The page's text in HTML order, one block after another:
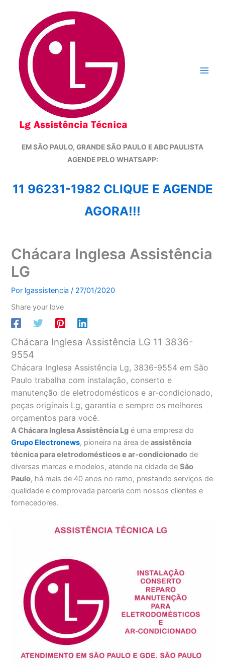
conteúdo
EM SÃO PAULO, GRANDE SÃO PAULO E ABC PAULISTA
AGENDE PELO WHATSAPP:
11 96231-1982 CLIQUE E AGENDE
AGORA!!!
Chácara Inglesa Assistência
LG
Por lgassistencia/ 27/01/2020
Share your love
Chácara Inglesa Assistência LG 11 3836-
9554
Chácara Inglesa Assistência Lg, 3836-9554 em São
Paulo trabalha com instalação, conserto e
manutenção de eletrodomésticos e ar-condicionado,
peças originais Lg, garantia e sempre os melhores
orçamentos para você.
A Chácara Inglesa Assistência Lg é uma empresa do
Grupo Electronews, pioneira na área deassistência
técnica para eletrodomésticos e ar-condicionado de
diversas marcas e modelos, atende na cidade deSão
Paulo, há mais de 40 anos no ramo, prestando serviços de
qualidade e comprovada parceria com nossos clientes e
fornecedores.